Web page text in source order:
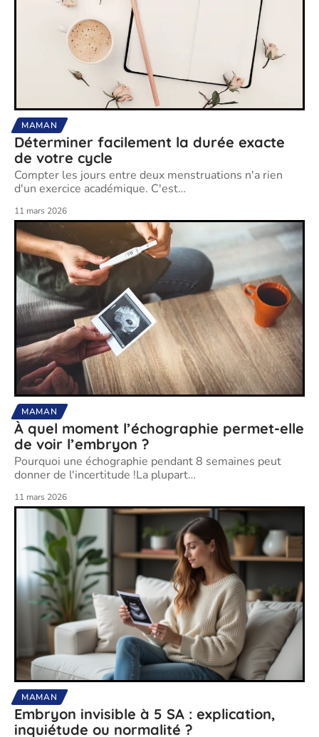
MAMAN
Déterminer facilement la durée exacte
de votre cycle
Compter les jours entre deux menstruations n'a rien
d'un exercice académique. C'est…
11 mars 2026
MAMAN
À quel moment l’échographie permet-elle
de voir l’embryon ?
Pourquoi une échographie pendant 8 semaines peut
donner de l'incertitude !La plupart…
11 mars 2026
MAMAN
Embryon invisible à 5 SA : explication,
inquiétude ou normalité ?